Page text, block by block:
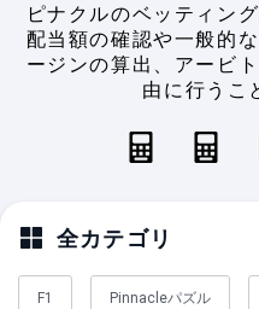
ピナクルのベッティン
配当額の確認や一般的
ージンの算出、アービ
由に行うこ
全カテゴリ
F1 Pinnacleパズル